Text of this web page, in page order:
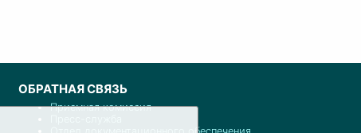
ОБРАТНАЯ СВЯЗЬ
Приемная комиссия